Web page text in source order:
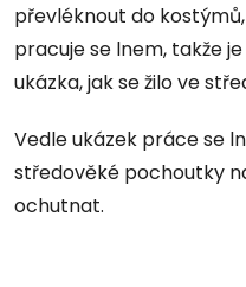
převléknout do
pracuje se lnem, takže
ukázka, jak se žilo ve
Vedle ukázek práce se
středověké pochoutky
ochutnat.